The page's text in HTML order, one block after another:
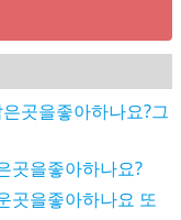
곳을좋아하나요?그
곳을좋아하나요?
곳을좋아하나요 또